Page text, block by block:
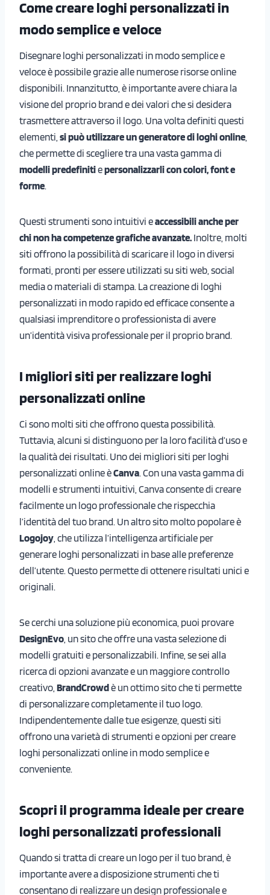
Come creare loghi personalizzati in
modo semplice e veloce
Disegnare loghi personalizzati in modo semplice e
veloce è possibile grazie alle numerose risorse online
disponibili. Innanzitutto, è importante avere chiara la
visione del proprio brand e dei valori che si desidera
trasmettere attraverso il logo. Una volta definiti questi
elementi, si può utilizzare un generatore di loghi online
che permette di scegliere tra una vasta gamma di
modelli predefinitiepersonalizzarli con colori, font e
forme.
Questi strumenti sono intuitivi eaccessibili anche per
chi non ha competenze grafiche avanzate. Inoltre, molti
siti offrono la possibilità di scaricare il logo in diversi
formati, pronti per essere utilizzati su siti web, social
media o materiali di stampa. La creazione di loghi
personalizzati in modo rapido ed efficace consente a
qualsiasi imprenditore o professionista di avere
un’identità visiva professionale per il proprio brand.
I migliori siti per realizzare loghi
personalizzati online
Ci sono molti siti che offrono questa possibilità.
Tuttavia, alcuni si distinguono per la loro facilità d’uso e
la qualità dei risultati. Uno dei migliori siti per loghi
personalizzati online èCanva. Con una vasta gamma di
modelli e strumenti intuitivi, Canva consente di creare
facilmente un logo professionale che rispecchia
l’identità del tuo brand. Un altro sito molto popolare è
Logojoy , che utilizza l’intelligenza artificiale per
generare loghi personalizzati in base alle preferenze
dell’utente. Questo permette di ottenere risultati unici e
originali.
Se cerchi una soluzione più economica, puoi provare
DesignEvo , un sito che offre una vasta selezione di
modelli gratuiti e personalizzabili. Infine, se sei alla
ricerca di opzioni avanzate e un maggiore controllo
creativo, BrandCrowdè un ottimo sito che ti permette
di personalizzare completamente il tuo logo.
Indipendentemente dalle tue esigenze, questi siti
offrono una varietà di strumenti e opzioni per creare
loghi personalizzati online in modo semplice e
conveniente.
Scopri il programma ideale per creare
loghi personalizzati professionali
Quando si tratta di creare un logo per il tuo brand, è
importante avere a disposizione strumenti che ti
consentano di realizzare un design professionale e